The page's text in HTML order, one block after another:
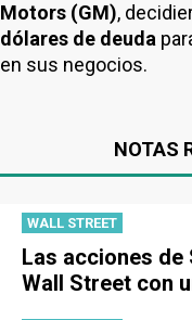
Motors (GM),
dólares de deuda
en sus negocios.
NOTAS
WALL STREET
Las acciones de
Wall Street con